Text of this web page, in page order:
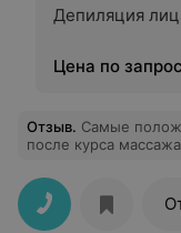
Депиляция
Цена по
Отзыв. Самые
после курса